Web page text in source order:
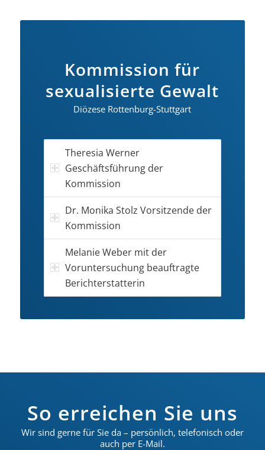
Kommission für
sexualisierte Gewalt
Diözese Rottenburg-Stuttgart
Theresia Werner
Geschäftsführung der
Kommission
Dr. Monika Stolz Vorsitzende der
Kommission
Melanie Weber mit der
Voruntersuchung beauftragte
Berichterstatterin
So erreichen Sie uns
Wir sind gerne für Sie da – persönlich, telefonisch oder
auch per E-Mail.